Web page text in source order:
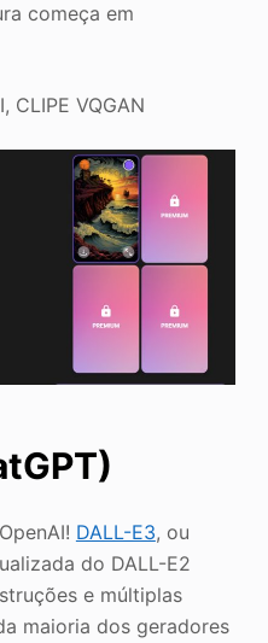
começa em
CLIPE VQGAN
DALL-E3, ou
do DALL-E2
e múltiplas
maioria dos geradores